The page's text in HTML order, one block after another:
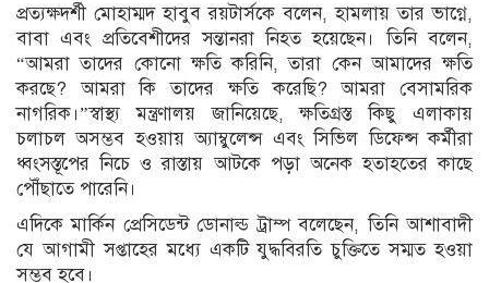
প্রত্যক্ষদর্শী মোহাম্মদ হাবুব রয়টার্সকে বলেন, হামলায় তার ভাগ্নে,
বাবা এবং প্রতিবেশীদের সন্তানরা নিহত হয়েছেন। তিনি বলেন,
“আমরা তাদের কোনো ক্ষতি করিনি, তারা কেন আমাদের ক্ষতি
করছে? আমরা কি তাদের ক্ষতি করেছি? আমরা বেসামরিক
নাগরিক।”স্বাস্থ্য মন্ত্রণালয় জানিয়েছে, ক্ষতিগ্রস্ত কিছু এলাকায়
চলাচল অসম্ভব হওয়ায় অ্যাম্বুলেন্স এবং সিভিল ডিফেন্স কর্মীরা
ধ্বংসস্তূপের নিচে ও রাস্তায় আটকে পড়া অনেক হতাহতের কাছে
পৌঁছাতে পারেনি।
এদিকে মার্কিন প্রেসিডেন্ট ডোনাল্ড ট্রাম্প বলেছেন, তিনি আশাবাদী
যে আগামী সপ্তাহের মধ্যে একটি যুদ্ধবিরতি চুক্তিতে সম্মত হওয়া
সম্ভব হবে।